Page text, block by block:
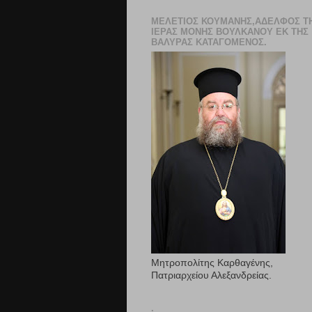
ΜΕΛΈΤΙΟΣ ΚΟΎΜΑΝΗΣ,ΑΔΕΛΦΌΣ
ΙΕΡΆΣ ΜΟΝΉΣ ΒΟΥΛΚΆΝΟΥ ΕΚ ΤΗΣ
ΒΑΛΎΡΑΣ ΚΑΤΑΓΌΜΕΝΟΣ.
Μητροπολίτης Καρθαγένης,
Πατριαρχείου Αλεξανδρείας.
.